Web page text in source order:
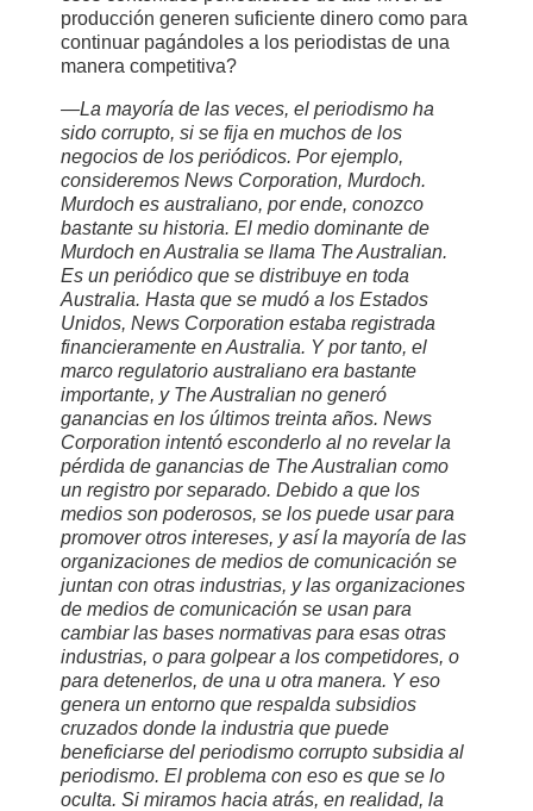
producción generen suficiente dinero como para
continuar pagándoles a los periodistas de una
manera competitiva?
—La mayoría de las veces, el periodismo ha
sido corrupto, si se fija en muchos de los
negocios de los periódicos. Por ejemplo,
consideremos News Corporation, Murdoch.
Murdoch es australiano, por ende, conozco
bastante su historia. El medio dominante de
Murdoch en Australia se llama The Australian.
Es un periódico que se distribuye en toda
Australia. Hasta que se mudó a los Estados
Unidos, News Corporation estaba registrada
financieramente en Australia. Y por tanto, el
marco regulatorio australiano era bastante
importante, y The Australian no generó
ganancias en los últimos treinta años. News
Corporation intentó esconderlo al no revelar la
pérdida de ganancias de The Australian como
un registro por separado. Debido a que los
medios son poderosos, se los puede usar para
promover otros intereses, y así la mayoría de las
organizaciones de medios de comunicación se
juntan con otras industrias, y las organizaciones
de medios de comunicación se usan para
cambiar las bases normativas para esas otras
industrias, o para golpear a los competidores, o
para detenerlos, de una u otra manera. Y eso
genera un entorno que respalda subsidios
cruzados donde la industria que puede
beneficiarse del periodismo corrupto subsidia al
periodismo. El problema con eso es que se lo
oculta. Si miramos hacia atrás, en realidad, la